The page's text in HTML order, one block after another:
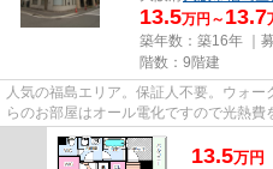
13.5万円～ 13.7
築年数：築16年 ｜
階数：9階建
人気の福島エリア。保証人不要。ウォ
らのお部屋はオール電化ですので光熱費
13.5万円